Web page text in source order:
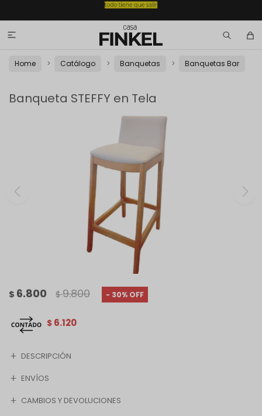

Home Catálogo Banquetas Banquetas Bar
Banqueta STEFFY en Tela
$ 6.800 $ 9.800 30
$ 6.120
DESCRIPCIÓN
ENVÍOS
CAMBIOS Y DEVOLUCIONES